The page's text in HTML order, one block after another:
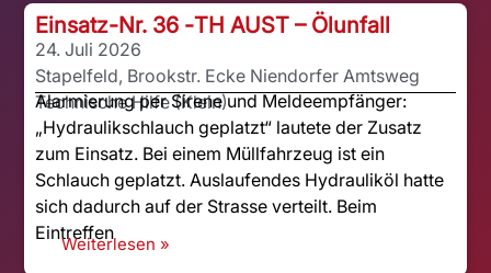
Einsatz-Nr. 36 -TH AUST – Ölunfall
24. Juli 2026
Stapelfeld, Brookstr. Ecke Niendorfer Amtsweg
Technische Hilfe (Klein)
Alarmierung per Sirene und Meldeempfänger:
„Hydraulikschlauch geplatzt“ lautete der Zusatz
zum Einsatz. Bei einem Müllfahrzeug ist ein
Schlauch geplatzt. Auslaufendes Hydrauliköl hatte
sich dadurch auf der Strasse verteilt. Beim
Eintreffen
Weiterlesen »